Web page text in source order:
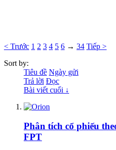
< Trước 1 2 3 4 5 6 → 34 Tiếp >
Sort by:
Tiêu đề Ngày gửi
Trả lời Đọc
Bài viết cuối ↓
Phân tích cổ phiếu
FPT